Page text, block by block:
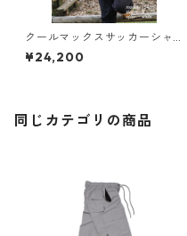
クールマックスサッカーシャ
ツ COOLMAX sucker shirt
¥24,200
同じカテゴリの商品